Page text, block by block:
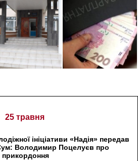
25 травня
ініціативи «Надія» передав
Володимир Поцелуєв про
прикордоння